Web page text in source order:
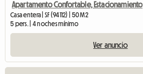
Apartamento Confortable, Estacionamiento
Casa entera | SF (94112) | 50 M2
5 pers. | 4 noches mínimo
Ver anuncio